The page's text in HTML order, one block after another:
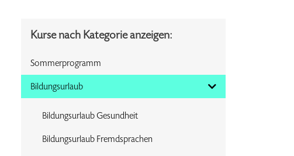
Kurse nach Kategorie anzeigen:
Sommerprogramm
Bildungsurlaub
Bildungsurlaub Gesundheit
Bildungsurlaub Fremdsprachen